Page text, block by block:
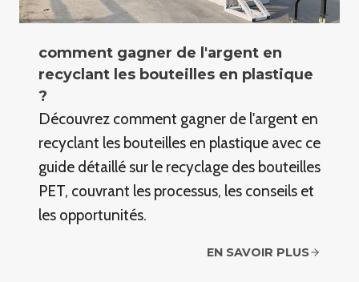
comment gagner de l'argent en
recyclant les bouteilles en plastique
?
Découvrez comment gagner de l'argent en
recyclant les bouteilles en plastique avec ce
guide détaillé sur le recyclage des bouteilles
PET, couvrant les processus, les conseils et
les opportunités.
EN SAVOIR PLUS